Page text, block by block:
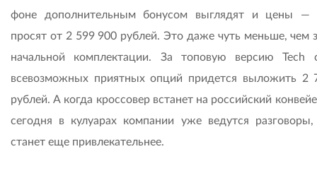
фоне дополнительным бонусом выглядят и цены —
просят от 2 599 900 рублей. Это даже чуть меньше, чем
начальной комплектации. За топовую версию Tech
всевозможных приятных опций придется выложить 2
рублей. А когда кроссовер встанет на российский
сегодня в кулуарах компании уже ведутся
станет еще привлекательнее.